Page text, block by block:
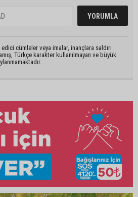
cümleler veya imalar, inançlara saldırı
Türkçe karakter kullanılmayan ve büyük